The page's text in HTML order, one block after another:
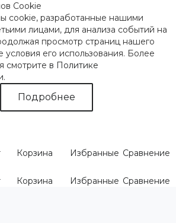
Cookie
cookie, разработанные нашими
лицами, для анализа событий на
просмотр страниц нашего
условия его использования. Более
смотрите в Политике
.
Подробнее
Корзина Избранные Сравнение
Корзина Избранные Сравнение